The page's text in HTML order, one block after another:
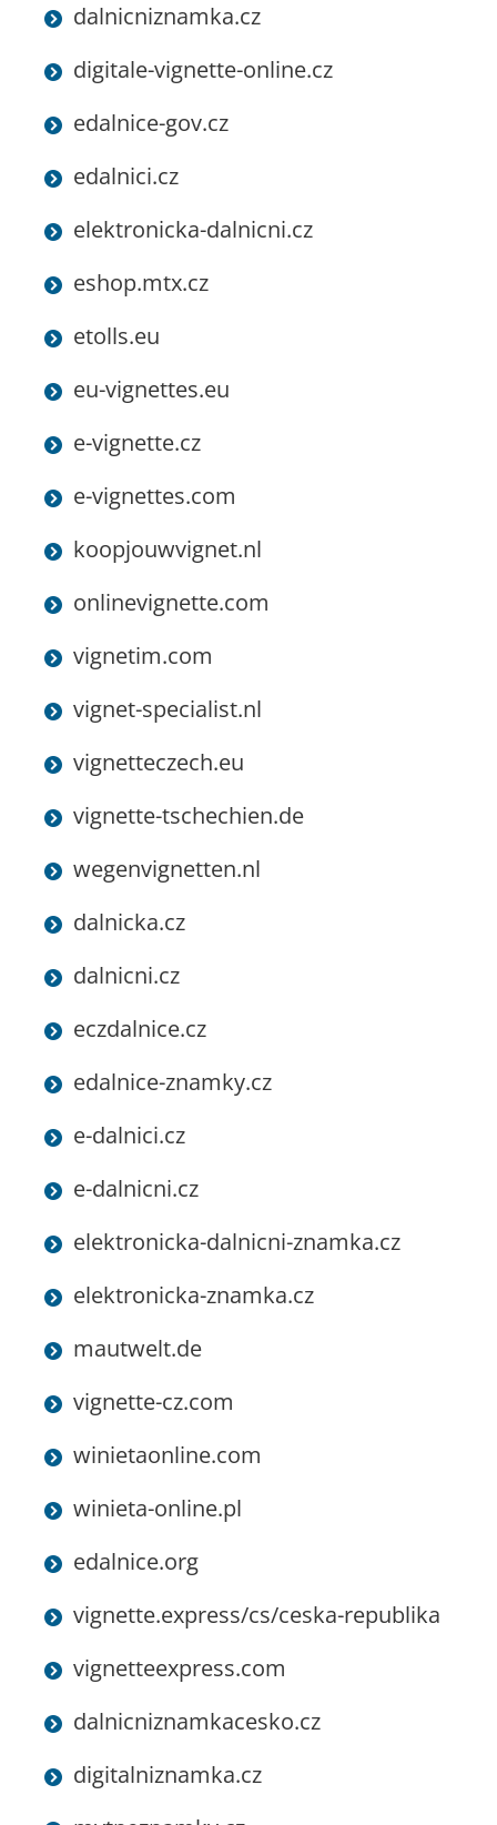
dalnicniznamka.cz
digitale-vignette-online.cz
edalnice-gov.cz
edalnici.cz
elektronicka-dalnicni.cz
eshop.mtx.cz
etolls.eu
eu-vignettes.eu
e-vignette.cz
e-vignettes.com
koopjouwvignet.nl
onlinevignette.com
vignetim.com
vignet-specialist.nl
vignetteczech.eu
vignette-tschechien.de
wegenvignetten.nl
dalnicka.cz
dalnicni.cz
eczdalnice.cz
edalnice-znamky.cz
e-dalnici.cz
e-dalnicni.cz
elektronicka-dalnicni-znamka.cz
elektronicka-znamka.cz
mautwelt.de
vignette-cz.com
winietaonline.com
winieta-online.pl
edalnice.org
vignette.express/cs/ceska-republika
vignetteexpress.com
dalnicniznamkacesko.cz
digitalniznamka.cz